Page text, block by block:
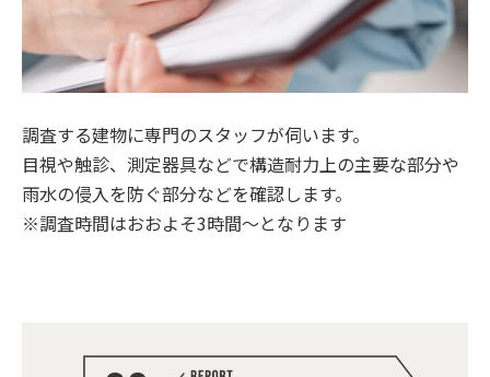
調査する建物に専門のスタッフが伺います。
目視や触診、測定器具などで構造耐力上の主要な部分や
雨水の侵入を防ぐ部分などを確認します。
※調査時間はおおよそ3時間〜となります